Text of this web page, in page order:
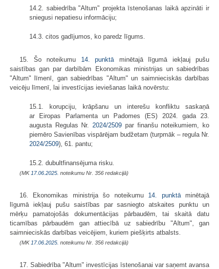
14.2. sabiedrība "Altum" projekta īstenošanas laikā apzināti ir
sniegusi nepatiesu informāciju;
14.3. citos gadījumos, ko paredz līgums.
15. Šo noteikumu 14. punktā minētajā līgumā iekļauj pušu
saistības gan par darbībām Ekonomikas ministrijas un sabiedrības
"Altum" līmenī, gan sabiedrības "Altum" un saimnieciskās darbības
veicēju līmenī, lai investīcijas ieviešanas laikā novērstu:
15.1. korupciju, krāpšanu un interešu konfliktu saskaņā
ar Eiropas Parlamenta un Padomes (ES) 2024. gada 23.
augusta Regulas Nr. 2024/2509 par finanšu noteikumiem, ko
piemēro Savienības vispārējam budžetam (turpmāk – regula Nr.
2024/2509), 61. pantu;
15.2. dubultfinansējuma risku.
(MK 17.06.2025. noteikumu Nr. 356 redakcijā)
16. Ekonomikas ministrija šo noteikumu 14. punktāminētajā
līgumā iekļauj pušu saistības par sasniegto atskaites punktu un
mērķu pamatojošās dokumentācijas pārbaudēm, tai skaitā datu
ticamības pārbaudēm gan attiecībā uz sabiedrību "Altum", gan
saimnieciskās darbības veicējiem, kuriem piešķirts atbalsts.
(MK 17.06.2025. noteikumu Nr. 356 redakcijā)
17. Sabiedrība "Altum" investīcijas īstenošanai var saņemt avansa